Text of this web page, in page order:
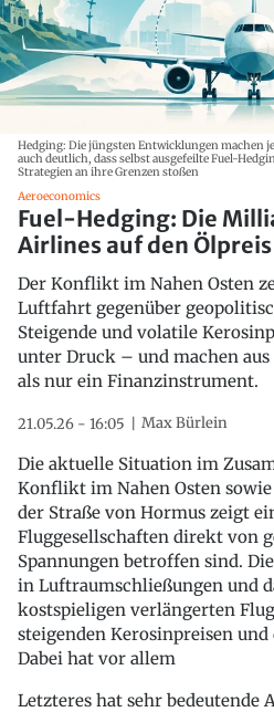
Hedging: Die jüngsten Entwicklungen machen
auch deutlich, dass selbst ausgefeilte Fuel-
Strategien an ihre Grenzen stoßen
Aeroeconomics
Fuel-Hedging: Die
Airlines auf den Ölpreis
Der Konflikt im Nahen Osten
Luftfahrt gegenüber
Steigende und volatile
unter Druck – und machen
als nur ein Finanzinstrument.
21.05.26 - 16:05 Max Bürlein
Die aktuelle Situation im
Konflikt im Nahen Osten
der Straße von Hormus zeigt
Fluggesellschaften direkt von
Spannungen betroffen sind.
in Luftraumschließungen und
kostspieligen verlängerten
steigenden Kerosinpreisen
Dabei hat vor allem
Letzteres hat sehr bedeutende